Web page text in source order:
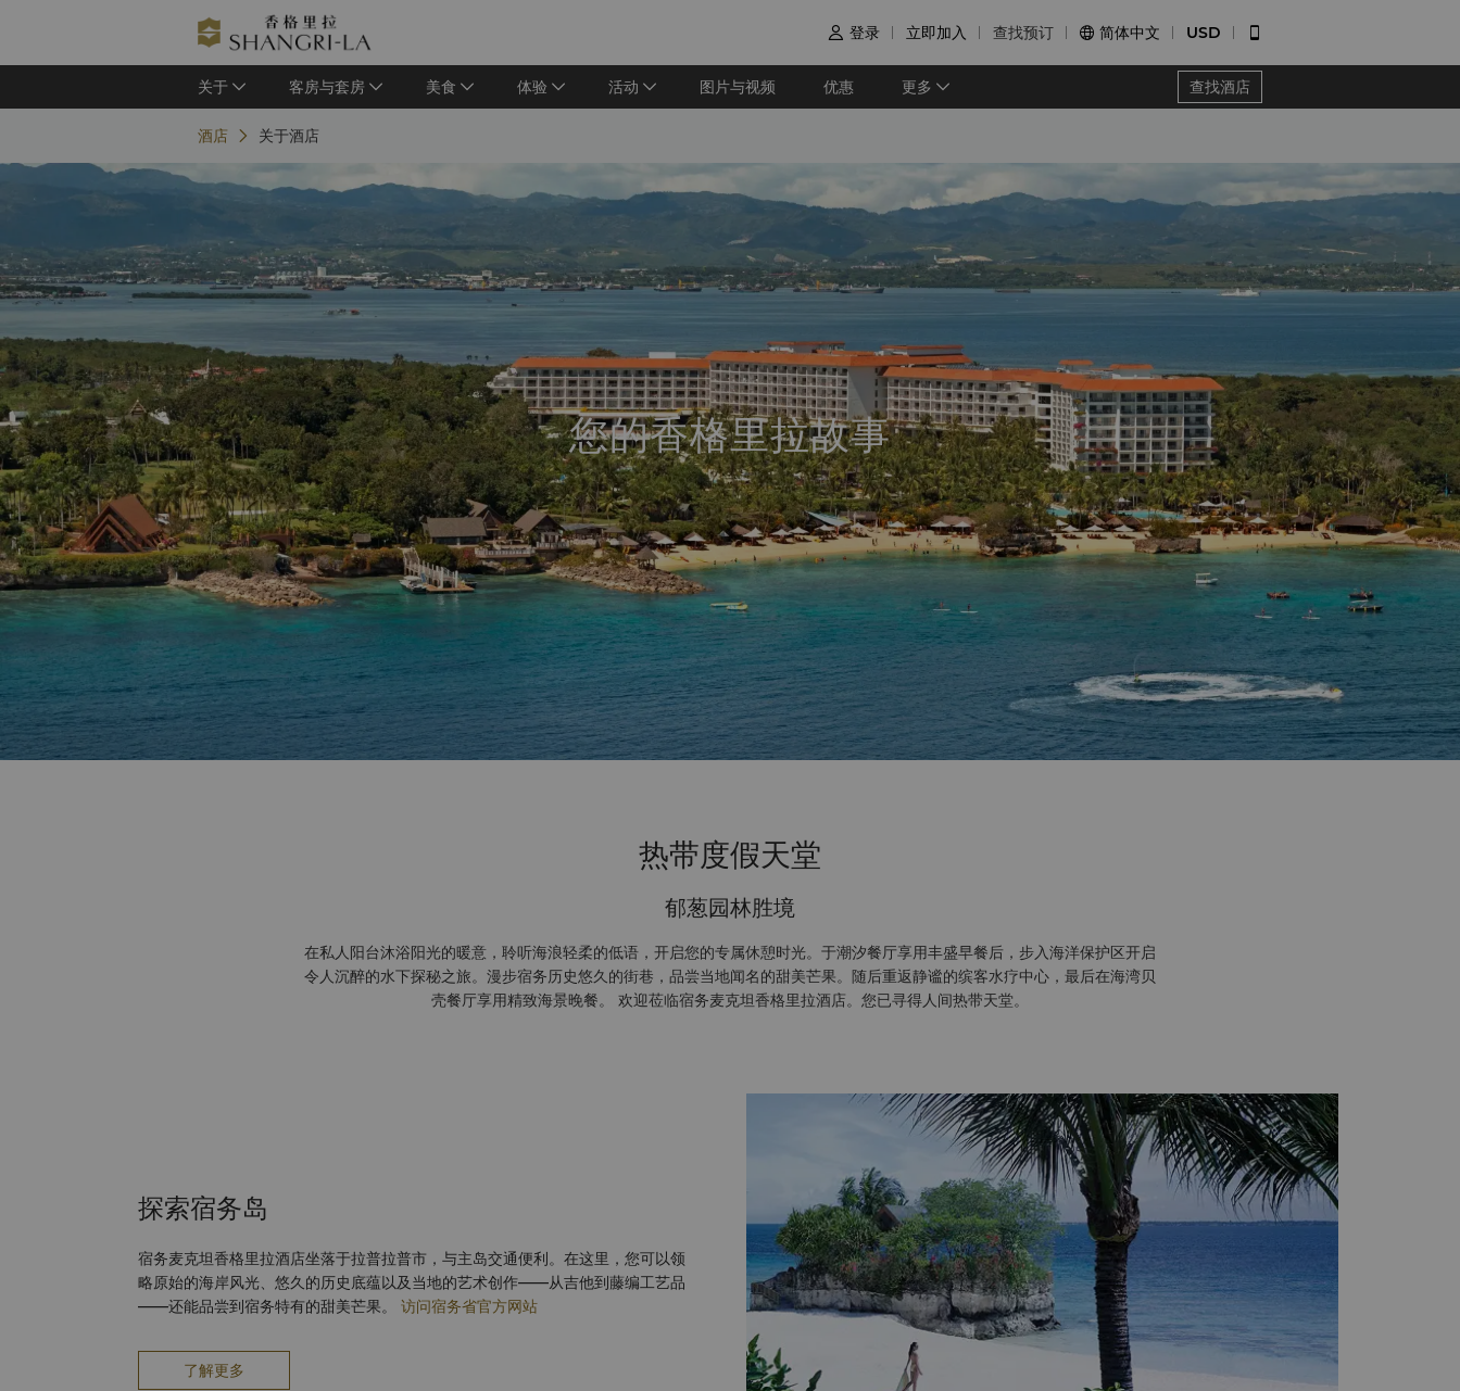
 登录 立即加入 查找预订  简体中文 USD 
关于 客房与套房 美食 体验 活动 图片与视频 优惠 更多 查找酒店
酒店 关于酒店
您的香格里拉故事
热带度假天堂
郁葱园林胜境
在私人阳台沐浴阳光的暖意，聆听海浪轻柔的低语，开启您的专属休憩时光。于潮汐餐厅享用丰盛早餐后，步入海洋保护区开启
令人沉醉的水下探秘之旅。漫步宿务历史悠久的街巷，品尝当地闻名的甜美芒果。随后重返静谧的缤客水疗中心，最后在海湾贝
壳餐厅享用精致海景晚餐。 欢迎莅临宿务麦克坦香格里拉酒店。您已寻得人间热带天堂。
探索宿务岛
宿务麦克坦香格里拉酒店坐落于拉普拉普市，与主岛交通便利。在这里，您可以领
略原始的海岸风光、悠久的历史底蕴以及当地的艺术创作——从吉他到藤编工艺品
——还能品尝到宿务特有的甜美芒果。 访问宿务省官方网站
了解更多